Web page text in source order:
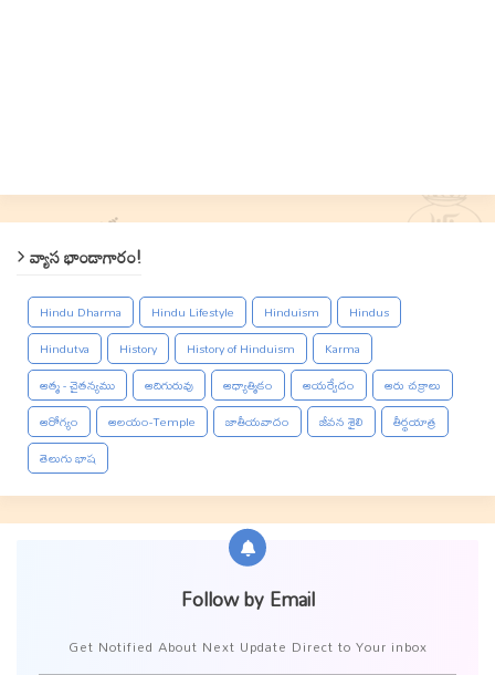
వ్యాస భాండాగారం!
Hindu Dharma Hindu Lifestyle Hinduism
Hindus
Hindutva
History History of Hinduism
Karma
ఆత్మ - చైతన్యము
ఆదిగురువు ఆధ్యాత్మికం ఆయర్వేదం
ఆరు చక్రాలు
ఆరోగ్యం
ఆలయం-Temple జాతీయవాదం జీవన శైలి
తీర్థయాత్ర
తెలుగు భాష
Follow by Email
Get Notified About Next Update Direct to Your inbox